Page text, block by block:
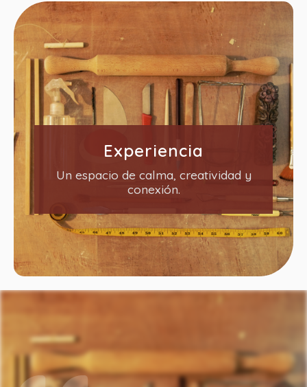
Experiencia
Un espacio de calma, creatividad y
conexión.